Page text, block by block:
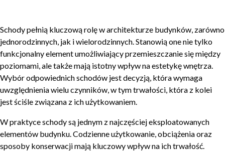
Schody pełnią kluczową rolę w architekturze budynków, zarówno
jednorodzinnych, jak i wielorodzinnych. Stanowią one nie tylko
funkcjonalny element umożliwiający przemieszczanie się między
poziomami, ale także mają istotny wpływ na estetykę wnętrza.
Wybór odpowiednich schodów jest decyzją, która wymaga
uwzględnienia wielu czynników, w tym trwałości, która z kolei
jest ściśle związana z ich użytkowaniem.
W praktyce schody są jednym z najczęściej eksploatowanych
elementów budynku. Codzienne użytkowanie, obciążenia oraz
sposoby konserwacji mają kluczowy wpływ na ich trwałość.